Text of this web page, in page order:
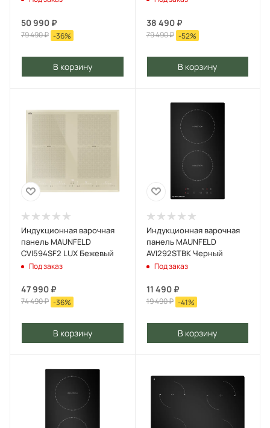
50 990 ₽
79 490₽ -36%
В корзину
38 490₽
79 490₽ -52%
В корзину
Индукционная варочная
панель MAUNFELD
CVI594SF2 LUX Бежевый
Под заказ
47 990 ₽
74 490₽ -36%
В корзину
Индукционная варочная
панель MAUNFELD
AVI292STBK Черный
Под заказ
11 490₽
19 490₽ -41%
В корзину